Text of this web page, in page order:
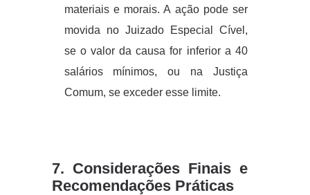
materiais e morais. A ação pode ser
movida no Juizado Especial Cível,
se o valor da causa for inferior a 40
salários mínimos, ou na Justiça
Comum, se exceder esse limite.
7. Considerações Finais e
Recomendações Práticas